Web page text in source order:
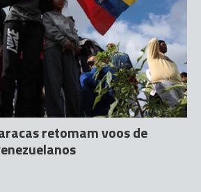
retomam voos de